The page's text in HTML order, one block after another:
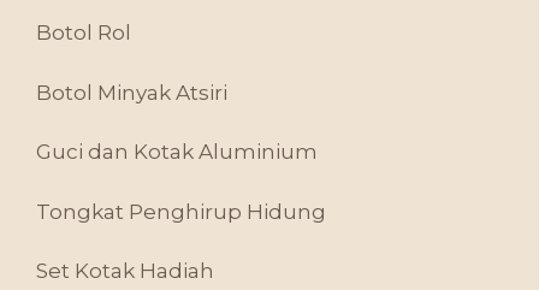
Botol Rol
Botol Minyak Atsiri
Guci dan Kotak Aluminium
Tongkat Penghirup Hidung
Set Kotak Hadiah